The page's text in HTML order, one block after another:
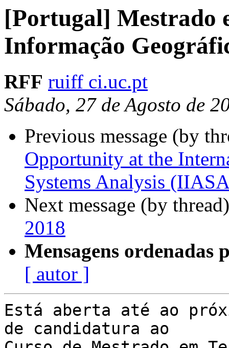
[Portugal] Mestrado
Informação
RFF ruiff ci.uc.pt
Sábado, 27 de Agosto de
Previous message (by
Opportunity at the
Systems Analysis
Next message (by
2018
Mensagens ordenadas
[ autor ]
Está aberta até ao
de candidatura ao